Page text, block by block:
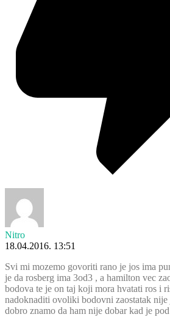
Nitro
18.04.2016. 13:51
Svi mi mozemo govoriti rano je jos ima
je da rosberg ima 3od3 , a hamilton vec
bodova te je on taj koji mora hvatati ros i
nadoknaditi ovoliki bodovni zaostatak nije
dobro znamo da ham nije dobar kad je